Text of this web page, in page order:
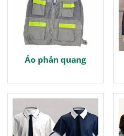
Áo phản quang